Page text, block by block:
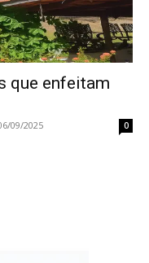
que enfeitam
09/2025 0